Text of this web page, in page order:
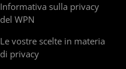
Informativa sulla privacy
del WPN
Le vostre scelte in materia
di privacy